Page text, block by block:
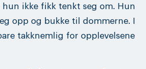
hun ikke fikk tenkt seg om. Hun
opp og bukke til dommerne. I
takknemlig for opplevelsene